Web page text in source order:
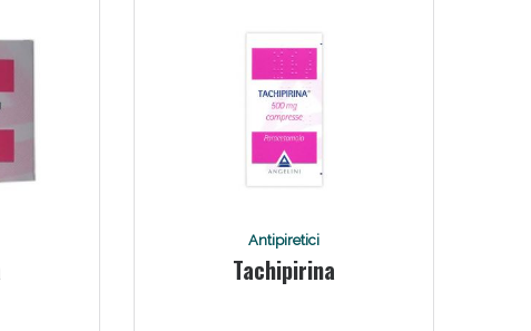
Antipiretici
Tachipirina